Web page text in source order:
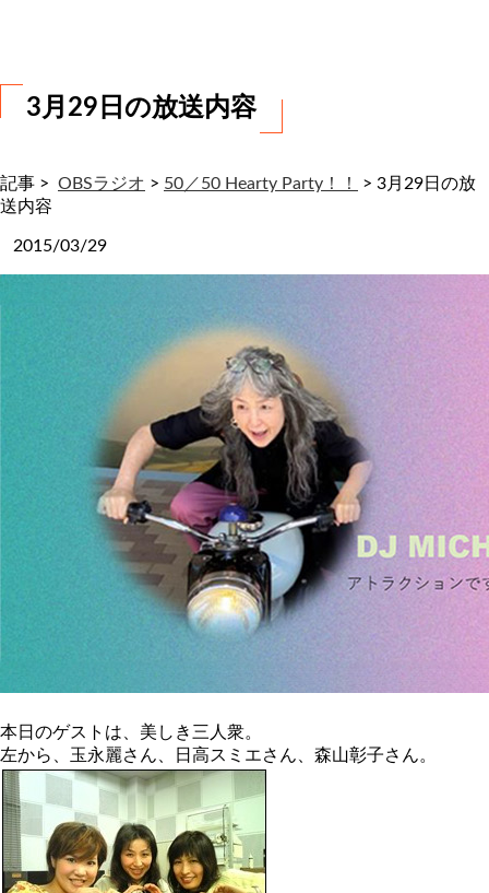
3月29日の放送内容
記事 > OBSラジオ > 50／50 Hearty Party！！ > 3月29日の放
送内容
2015/03/29
本日のゲストは、美しき三人衆。
左から、玉永麗さん、日高スミエさん、森山彰子さん。